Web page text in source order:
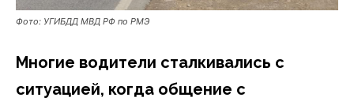
Фото: УГИБДД МВД РФ по РМЭ
Многие водители сталкивались с
ситуацией, когда общение с